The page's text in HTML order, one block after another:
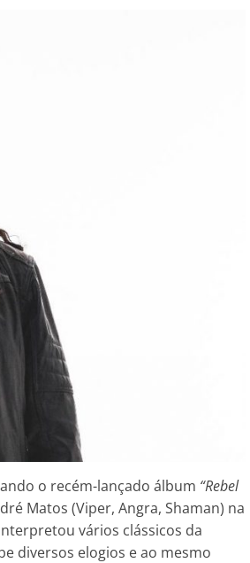
o recém-lançado álbum “Rebel
Matos (Viper, Angra, Shaman) na
vários clássicos da
diversos elogios e ao mesmo